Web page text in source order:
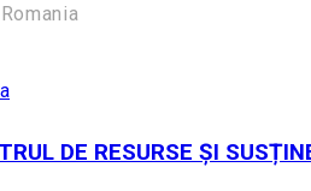
DE RESURSE ȘI